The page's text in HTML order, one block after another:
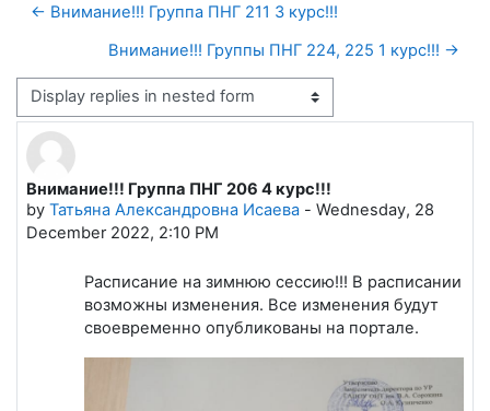
← Внимание!!! Группа ПНГ 211 3 курс!!!
Внимание!!! Группы ПНГ 224, 225 1 курс!!! →
Display mode
Внимание!!! Группа ПНГ 206 4 курс!!!
by Татьяна Александровна Исаева - Wednesday, 28
December 2022, 2:10 PM
Number of replies: 0
Расписание на зимнюю сессию!!! В расписании
возможны изменения. Все изменения будут
своевременно опубликованы на портале.